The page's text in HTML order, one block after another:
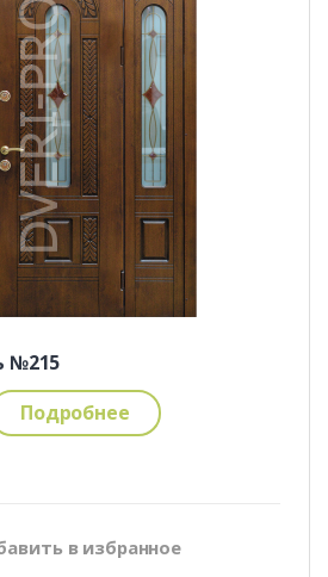
№215
Подробнее
в избранное